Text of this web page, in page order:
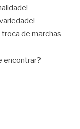
de marchas
encontrar?